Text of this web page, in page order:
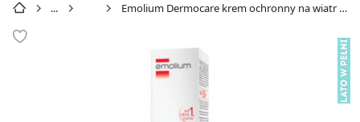
do ciała Emolium Dermocare krem ochronny na wiatr i mróz SPF20, 75 ml - cena 27,19 zł